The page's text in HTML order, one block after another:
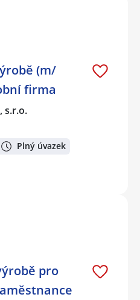
(m/
firma
s.r.o.
Plný úvazek
pro